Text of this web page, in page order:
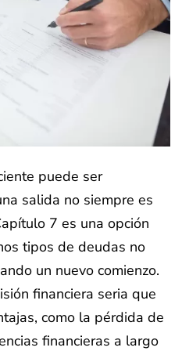
puede ser
salida no siempre es
7 es una opción
tipos de deudas no
un nuevo comienzo.
financiera seria que
como la pérdida de
financieras a largo